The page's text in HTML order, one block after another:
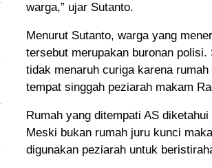
warga,” ujar Sutanto.
Menurut Sutanto, warga yang
tersebut merupakan buronan
tidak menaruh curiga karena
tempat singgah peziarah makam
Rumah yang ditempati AS
Meski bukan rumah juru kunci
digunakan peziarah untuk